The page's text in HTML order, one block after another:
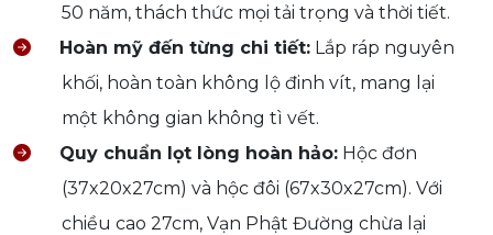
50 năm, thách thức mọi tải trọng và thời tiết.
Hoàn mỹ đến từng chi tiết: Lắp ráp nguyên
khối, hoàn toàn không lộ đinh vít, mang lại
một không gian không tì vết.
Quy chuẩn lọt lòng hoàn hảo: Hộc đơn
(37x20x27cm) và hộc đôi (67x30x27cm). Với
chiều cao 27cm, Vạn Phật Đường chừa lại